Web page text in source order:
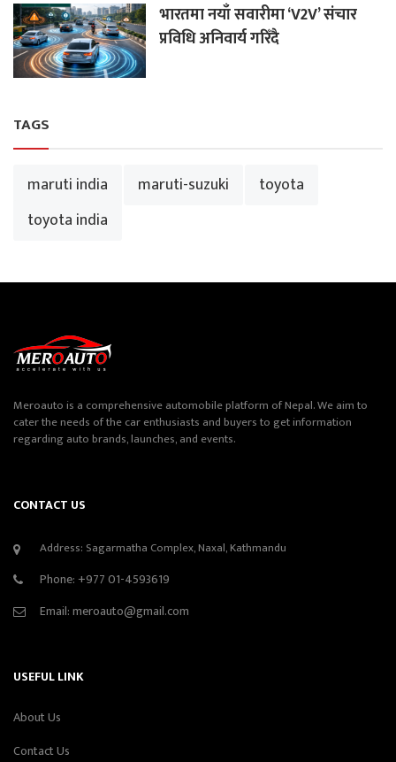
भारतमा नयाँ सवारीमा ‘V2V’ संचार
प्रविधि अनिवार्य गरिँदै
TAGS
maruti india maruti-suzuki
toyota
toyota india
Meroauto is a comprehensive automobile platform of Nepal. We aim to
cater the needs of the car enthusiasts and buyers to get information
regarding auto brands, launches, and events.
CONTACT US
Address: Sagarmatha Complex, Naxal, Kathmandu
Phone: +977 01-4593619
Email:meroauto@gmail.com
USEFUL LINK
About Us
Contact Us